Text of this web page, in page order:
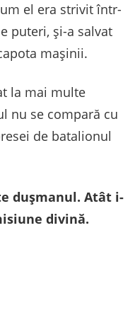
el era strivit într-
puteri, și-a salvat
mașinii.
la mai multe
nu se compară cu
de batalionul
dușmanul. Atât i-
divină.